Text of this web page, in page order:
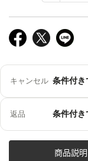
キャンセル 条件付き
返品 条件付き
商品説明